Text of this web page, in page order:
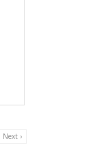
Next ›